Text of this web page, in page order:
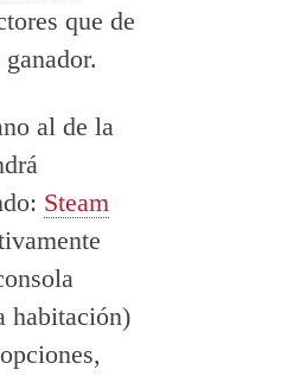
que de
al de la
Steam
habitación)